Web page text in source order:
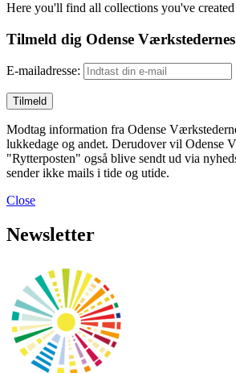
Here you'll find all collections you've created
Tilmeld dig Odense
E-mailadresse:
Modtag information fra Odense
lukkedage og andet. Derudover vil Odense
"Rytterposten" også blive sendt ud via
sender ikke mails i tide og utide.
Close
Newsletter